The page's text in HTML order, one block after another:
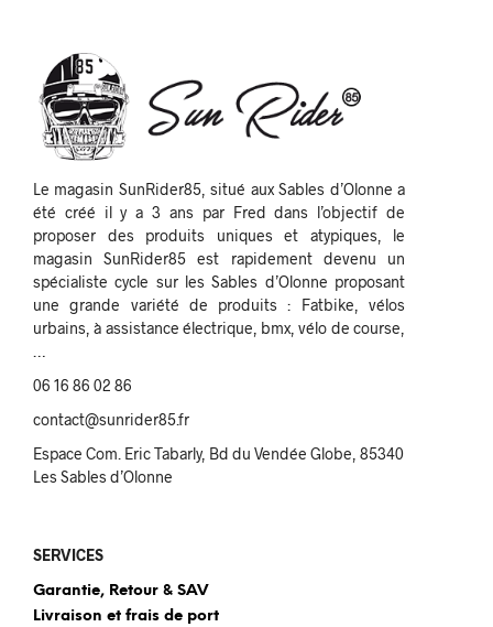
Le magasin SunRider85, situé aux Sables d’Olonne a
été créé il y a 3 ans par Fred dans l’objectif de
proposer des produits uniques et atypiques, le
magasin SunRider85 est rapidement devenu un
spécialiste cycle sur les Sables d’Olonne proposant
une grande variété de produits : Fatbike, vélos
urbains, à assistance électrique, bmx, vélo de course,
06 16 86 02 86
contact@sunrider85.fr
Espace Com. Eric Tabarly, Bd du Vendée Globe, 85340
Les Sables d’Olonne
SERVICES
Garantie, Retour & SAV
Livraison et frais de port